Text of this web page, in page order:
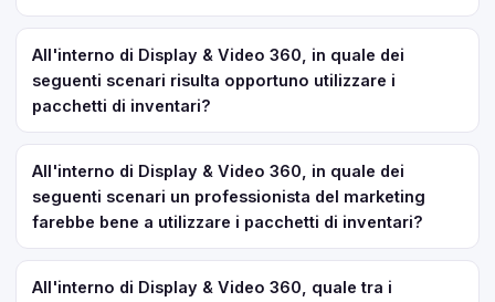
All'interno di Display & Video 360, in quale dei
seguenti scenari risulta opportuno utilizzare i
pacchetti di inventari?
All'interno di Display & Video 360, in quale dei
seguenti scenari un professionista del marketing
farebbe bene a utilizzare i pacchetti di inventari?
All'interno di Display & Video 360, quale tra i